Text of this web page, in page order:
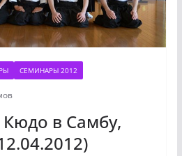
СЕМИНАРЫ 2012
в Самбу,